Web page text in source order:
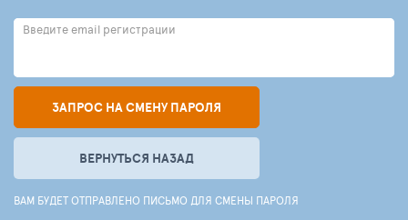
Введите email регистрации
ЗАПРОС НА СМЕНУ ПАРОЛЯ
ВЕРНУТЬСЯ НАЗАД
ВАМ БУДЕТ ОТПРАВЛЕНО ПИСЬМО ДЛЯ СМЕНЫ ПАРОЛЯ